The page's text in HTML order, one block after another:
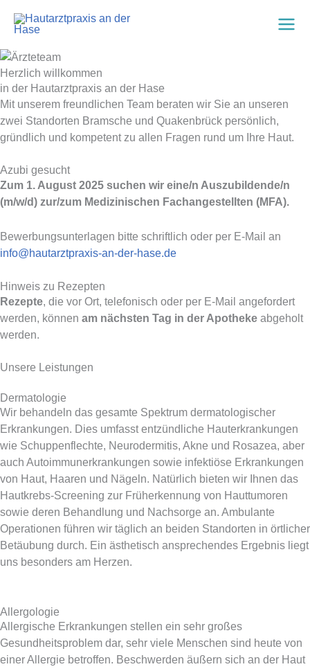
Inhalt
Herzlich willkommen
in der Hautarztpraxis an der Hase
Mit unserem freundlichen Team beraten wir Sie an unseren
zwei Standorten Bramsche und Quakenbrück persönlich,
gründlich und kompetent zu allen Fragen rund um Ihre Haut.
Azubi gesucht
Zum 1. August 2025 suchen wir eine/n Auszubildende/n
(m/w/d) zur/zum Medizinischen Fachangestellten (MFA).
Bewerbungsunterlagen bitte schriftlich oder per E-Mail an
info@hautarztpraxis-an-der-hase.de
Hinweis zu Rezepten
Rezepte, die vor Ort, telefonisch oder per E-Mail angefordert
werden, können am nächsten Tag in der Apotheke abgeholt
werden.
Unsere Leistungen
Dermatologie
Wir behandeln das gesamte Spektrum dermatologischer
Erkrankungen. Dies umfasst entzündliche Hauterkrankungen
wie Schuppen­flechte, Neurodermitis, Akne und Rosazea, aber
auch Autoimmunerkrankungen sowie infektiöse Erkrankungen
von Haut, Haaren und Nägeln. Natürlich bieten wir Ihnen das
Hautkrebs-Screening zur Früherkennung von Hauttumoren
sowie deren Behandlung und Nachsorge an. Ambulante
Operationen führen wir täglich an beiden Standorten in örtlicher
Betäubung durch. Ein ästhetisch ansprechendes Ergebnis liegt
uns besonders am Herzen.
Allergologie​
Allergische Erkrankungen stellen ein sehr großes
Gesundheitsproblem dar, sehr viele Menschen sind heute von
einer Allergie betroffen. Beschwerden äußern sich an der Haut